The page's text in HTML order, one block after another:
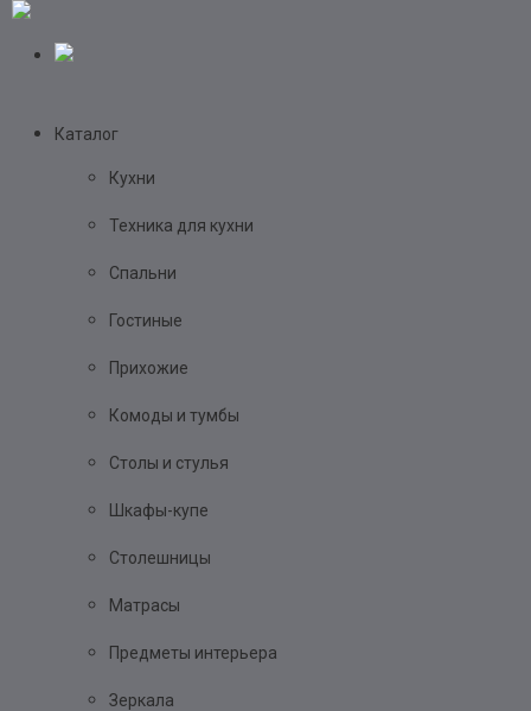
Каталог
Кухни
Техника для кухни
Спальни
Гостиные
Прихожие
Комоды и тумбы
Столы и стулья
Шкафы-купе
Столешницы
Матрасы
Предметы интерьера
Зеркала